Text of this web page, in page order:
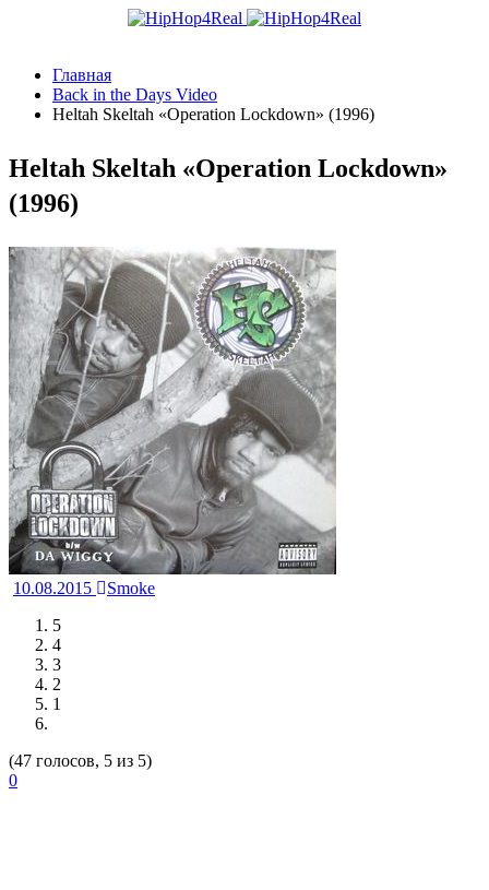
Главная
Back in the Days Video
Heltah Skeltah «Operation Lockdown» (1996)
Heltah Skeltah «Operation Lockdown»
(1996)
10.08.2015
Smoke
5
4
3
2
1
(47 голосов, 5 из 5)
0